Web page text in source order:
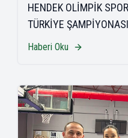
HENDEK OLİMPİK
TÜRKİYE
Haberi Oku